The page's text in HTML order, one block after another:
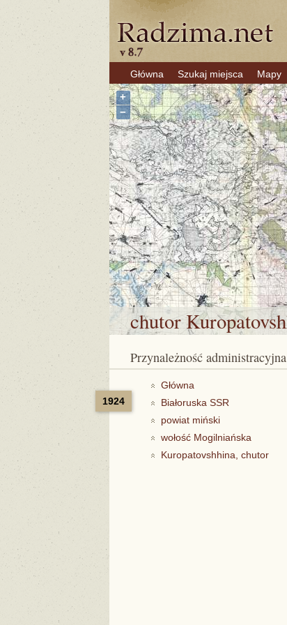
Główna Szukaj miejsca Mapy
+
−
chutor
Przynależność administracyjna
1924
Główna
Białoruska SSR
powiat miński
wołość Mogilniańska
Kuropatovshhina, chutor